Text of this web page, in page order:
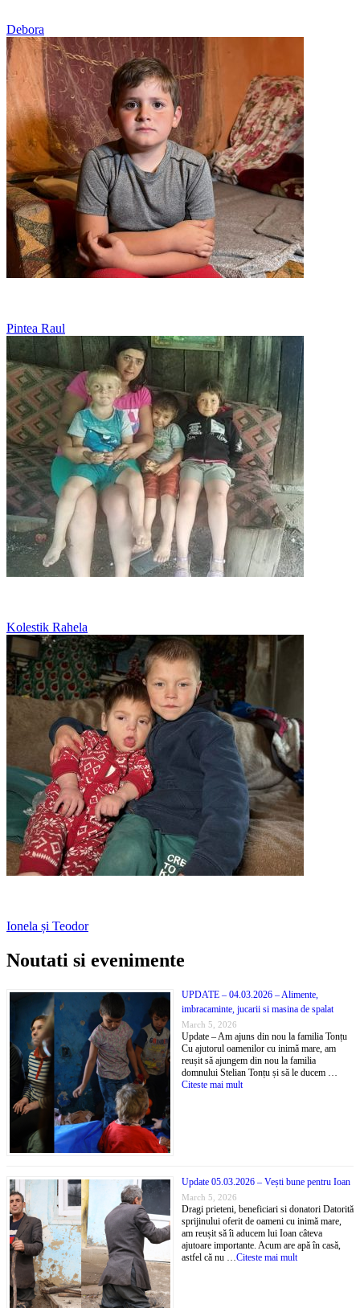
Debora
Pintea Raul
Kolestik Rahela
Ionela și Teodor
Noutati si evenimente
UPDATE – 04.03.2026 – Alimente,
imbracaminte, jucarii si masina de spalat
March 5, 2026
Update – Am ajuns din nou la familia Tonțu
Cu ajutorul oamenilor cu inimă mare, am
reușit să ajungem din nou la familia
domnului Stelian Tonțu și să le ducem …
Citeste mai mult
Update 05.03.2026 – Vești bune pentru Ioan
March 5, 2026
Dragi prieteni, beneficiari si donatori Datorită
sprijinului oferit de oameni cu inimă mare,
am reușit să îi aducem lui Ioan câteva
ajutoare importante. Acum are apă în casă,
astfel că nu …Citeste mai mult